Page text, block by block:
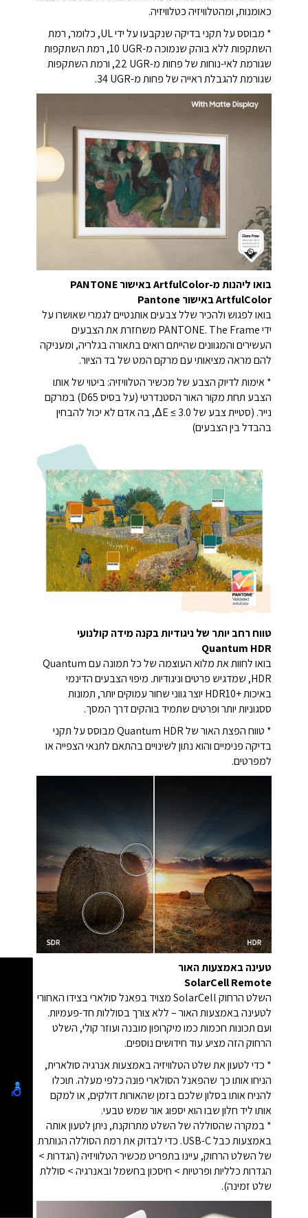
כאומנות, ומהטלוויזיה כטלוויזיה.
* מבוסס על תקני בדיקה שנקבעו על ידי UL, כלומר, רמת
השתקפות ללא בוהק שנמוכה מ-‎10 UGR, רמת השתקפות
שגורמת לאי-נוחות של פחות מ-‎22 UGR, ורמת השתקפות
שגורמת להגבלת ראייה של פחות מ-‎34 UGR.
בואו ליהנות מ-ArtfulColor באישור PANTONE
ArtfulColor באישור Pantone
בואו לפגוש ולהכיר שלל צבעים אותנטיים לגמרי שאושרו על
ידי PANTONE. The Frame משחזרת את הצבעים
העשירים והמגוונים שהייתם רואים בתאורה בגלריה, ומעניקה
להם מראה מציאותי עם מרקם המט של בד הציור.
* אימות לדיוק הצבע של מכשיר הטלוויזיה: ביטוי של אותו
הצבע תחת מקור האור הסטנדרטי (על בסיס D65) במרקם
נייר. (סטיית צבע של ΔE ≤ 3.0, בה אדם לא יכול להבחין
בהבדל בין הצבעים)
טווח רחב יותר של ניגודיות בקנה מידה קולנועי
Quantum HDR
בואו לחוות את מלוא העוצמה של כל תמונה עם Quantum
HDR, שמדגיש פרטים וניגודיות. מיפוי הצבעים הדינמי
באיכות HDR10+‎ יוצר גווני שחור עמוקים יותר, תמונות
ססגוניות יותר ופרטים שתמיד בוהקים דרך המסך.
* טווח הפצת האור של Quantum HDR מבוסס על תקני
בדיקה פנימיים והוא נתון לשינויים בהתאם לתנאי הצפייה או
למפרטים.
טעינה באמצעות האור
SolarCell Remote
השלט הרחוק SolarCell מצויד בפאנל סולארי בצידו האחורי
לטעינה באמצעות האור – ללא צורך בסוללות חד-פעמיות.
ועם תכונות חכמות כמו מיקרופון מובנה ועוזר קולי, השלט
הרחוק הזה מציע עוד חידושים נוספים.
* כדי לטעון את שלט הטלוויזיה באמצעות אנרגיה סולארית,
הניחו אותו כך שהפאנל הסולארי פונה כלפי מעלה. תוכלו
להניח אותו בסלון שלכם בזמן שהאורות דולקים, או למקם
אותו ליד חלון שבו הוא יספוג אור שמש טבעי.
* במקרה שהסוללה של השלט מתרוקנת, ניתן לטעון אותה
באמצעות כבל USB-C. כדי לבדוק את רמת הסוללה הנותרת
של השלט הרחוק, עיינו בתפריט מכשיר הטלוויזיה (הגדרות >
הגדרות כלליות ופרטיות > חיסכון בחשמל ובאנרגיה > סוללת
שלט זמינה).